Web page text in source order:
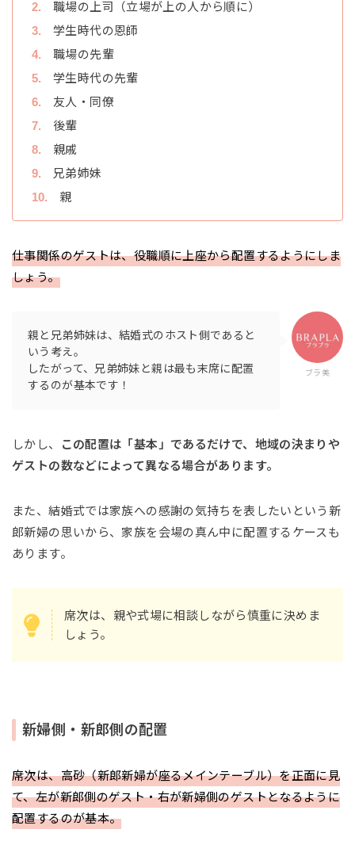
職場の上司（立場が上の人から順に）
学生時代の恩師
職場の先輩
学生時代の先輩
友人・同僚
後輩
親戚
兄弟姉妹
親
仕事関係のゲストは、役職順に上座から配置するようにしま
しょう。
ブラ美
親と兄弟姉妹は、結婚式のホスト側であると
いう考え。
したがって、兄弟姉妹と親は最も末席に配置
するのが基本です！
しかし、
この配置は「基本」であるだけで、地域の決まりや
ゲストの数などによって異なる場合があります。
また、結婚式では家族への感謝の気持ちを表したいという新
郎新婦の思いから、家族を会場の真ん中に配置するケースも
あります。
席次は、親や式場に相談しながら慎重に決めま
しょう。
新婦側・新郎側の配置
席次は、高砂（新郎新婦が座るメインテーブル）を正面に見
て、左が新郎側のゲスト・右が新婦側のゲストとなるように
配置するのが基本。